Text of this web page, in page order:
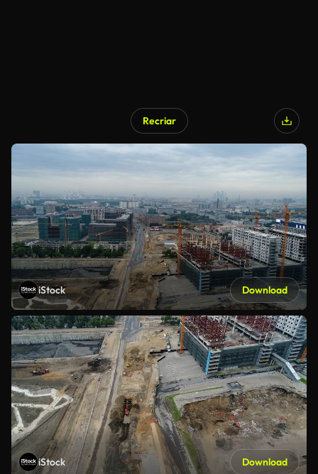
Recriar
iStock Download
iStock Download